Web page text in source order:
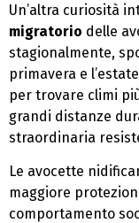
Un’altra curiosità
migratorio delle
stagionalmente,
primavera e
per trovare climi
grandi distanze
straordinaria
Le avocette
maggiore
comportamento